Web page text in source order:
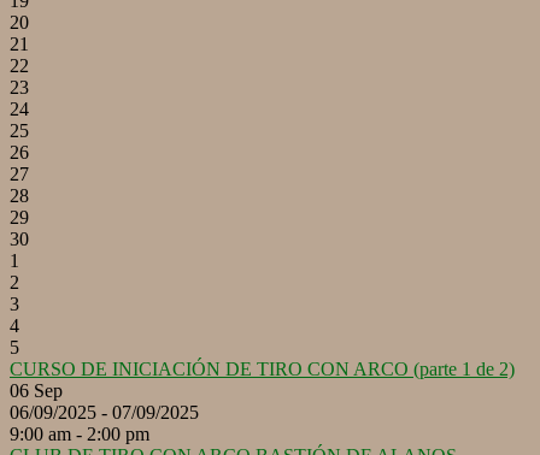
20
21
22
23
24
25
26
27
28
29
30
1
2
3
4
5
CURSO DE INICIACIÓN DE TIRO CON ARCO (parte 1 de 2)
06 Sep
06/09/2025 - 07/09/2025
9:00 am - 2:00 pm